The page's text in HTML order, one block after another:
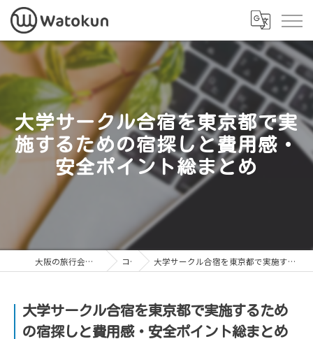
大学サークル合宿を東京都で実
施するための宿探しと費用感・
安全ポイント総まとめ
大阪の旅行会社なら株式会社Watokun コラム 大学サークル合宿を東京都で実施するための宿探しと費用感・安全ポイント総まとめ
大学サークル合宿を東京都で実施するため
の宿探しと費用感・安全ポイント総まとめ